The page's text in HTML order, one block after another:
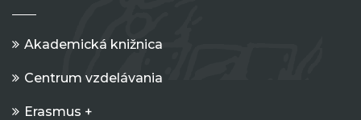
Akademická knižnica
Centrum vzdelávania
Erasmus +